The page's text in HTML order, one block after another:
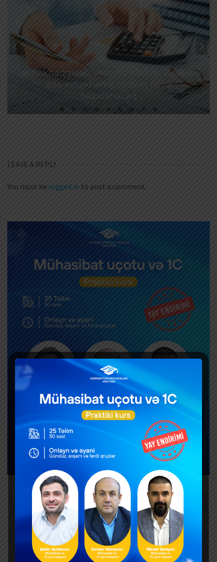
Əməkhaqqıdan vergi tutulması: 2026-cı
ildə əməkhaqqı cədvəli necə
hazırlanacaq
LEAVE A REPLY
You must be logged in to post a comment.